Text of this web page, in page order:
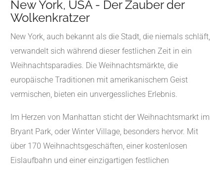
New York, USA - Der Zauber der
Wolkenkratzer
New York, auch bekannt als die Stadt, die niemals schläft,
verwandelt sich während dieser festlichen Zeit in ein
Weihnachtsparadies. Die Weihnachtsmärkte, die
europäische Traditionen mit amerikanischem Geist
vermischen, bieten ein unvergessliches Erlebnis.
Im Herzen von Manhattan sticht der Weihnachtsmarkt im
Bryant Park, oder Winter Village, besonders hervor. Mit
über 170 Weihnachtsgeschäften, einer kostenlosen
Eislaufbahn und einer einzigartigen festlichen